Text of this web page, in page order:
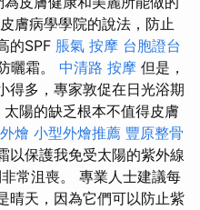
膚病學學院的說法，防止
的SPF 脹氣 按摩 台胞證台
曬霜。 中清路 按摩 但是，
得多，專家敦促在日光浴期
太陽的缺乏根本不值得皮膚
燴 小型外燴推薦 豐原整骨
以保護我免受太陽的紫外線
常沮喪。 專業人士建議每
晴天，因為它們可以防止紫